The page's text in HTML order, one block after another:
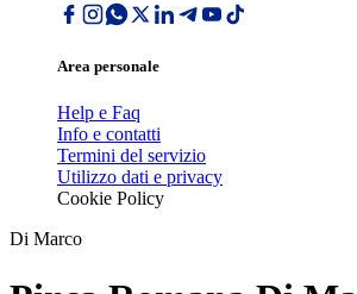
Area personale
Help e Faq
Info e contatti
Termini del servizio
Utilizzo dati e privacy
Cookie Policy
Di Marco